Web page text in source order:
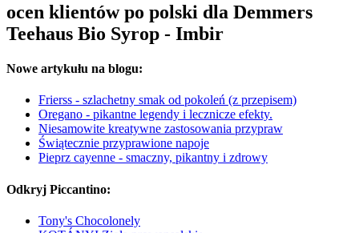
ocen klientów po polski dla Demmers
Teehaus Bio Syrop - Imbir
Nowe artykułu na blogu:
Frierss - szlachetny smak od pokoleń (z przepisem)
Oregano - pikantne legendy i lecznicze efekty.
Niesamowite kreatywne zastosowania przypraw
Świątecznie przyprawione napoje
Pieprz cayenne - smaczny, pikantny i zdrowy
Odkryj Piccantino:
Tony's Chocolonely